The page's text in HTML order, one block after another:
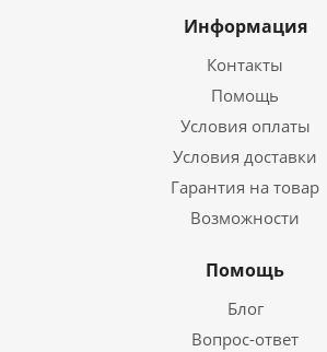
Информация
Контакты
Помощь
Условия оплаты
Условия доставки
Гарантия на товар
Возможности
Помощь
Блог
Вопрос-ответ